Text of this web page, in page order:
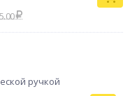
ручкой